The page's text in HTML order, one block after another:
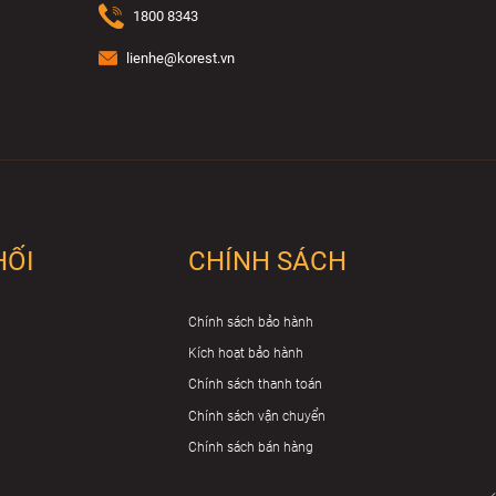
L2
được vị trí trong lòng người tiêu dùng Việt
nhằm mang lại độ bền cao, an
1800 8343
lienhe@korest.vn
CHÍNH SÁCH
Chính sách bảo hành
Kích hoạt bảo hành
Chính sách thanh toán
Chính sách vận chuyển
Chính sách bán hàng